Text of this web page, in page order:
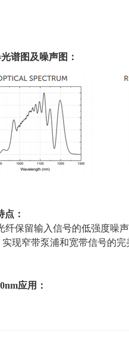
谱图及噪声图：
：
纤保留输入信号的低强度噪
现窄带泵浦和宽带信号的完
应用：